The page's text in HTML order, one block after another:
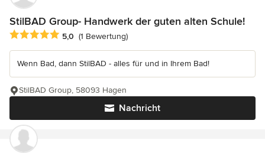
StilBAD Group- Handwerk der guten alten Schule!
Durchschnittliche Bewertung: 5 von 5 Sternen
5,0 (1 Bewertung)
Wenn Bad, dann StilBAD - alles für und in Ihrem Bad!
Nachricht
StilBAD Group, 58093 Hagen